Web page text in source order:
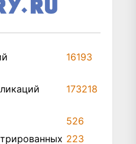
16193
173218
526
223